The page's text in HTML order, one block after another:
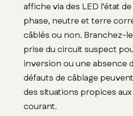
affiche via des LED l’état
phase, neutre et terre
câblés ou non. Branchez-
prise du circuit suspect
inversion ou une absence
défauts de câblage
des situations propices
courant.